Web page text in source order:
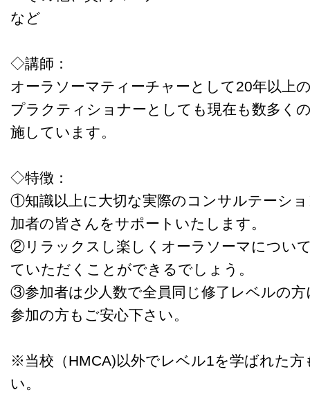
など
◇講師：
オーラソーマティーチャーとして20年以上
プラクティショナーとしても現在も数多く
施しています。
◇特徴：
①知識以上に大切な実際のコンサルテーシ
加者の皆さんをサポートいたします。
②リラックスし楽しくオーラソーマについ
ていただくことができるでしょう。
③参加者は少人数で全員同じ修了レベルの
参加の方もご安心下さい。
※当校（HMCA)以外でレベル1を学ばれた
い。